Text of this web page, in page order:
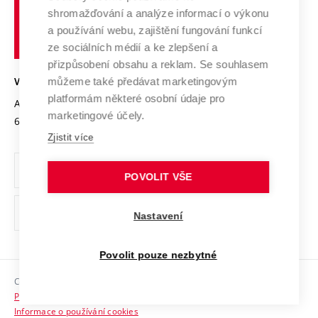
Výzkumné infrastruktury
Transfer znalostí
Open Science
Projekty
Projekty ze strukturálních fondů
Specifický výzkum
Služby univerzity
Mezinárodní dohody
Univerzitní sítě
Udržitelná univerzita
Podnikavá univerzita / ContriBUTe
Bezpečná univerzita
Vyznamenání
Organizační struktura
Ochrana osobních údajů
odkaz)
Sociální bezpečí
HR Award
učení
technické
VYSOKÉ UČENÍ TECHNICKÉ V BRNĚ
Antonínská 548/1
602 00 Brno
www.vut.cz
vut@vutbr.cz
Copyright © 2026 VUT
Prohlášení o přístupnosti
Informace o používání cookies
shromažďování a analýze informací o výkonu
a používání webu, zajištění fungování funkcí
ze sociálních médií a ke zlepšení a
přizpůsobení obsahu a reklam. Se souhlasem
můžeme také předávat marketingovým
platformám některé osobní údaje pro
marketingové účely.
Zjistit více
POVOLIT VŠE
Nastavení
Povolit pouze nezbytné